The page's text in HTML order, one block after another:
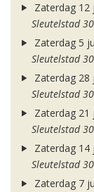
Zaterdag 12
Sleutelstad 30
Zaterdag 5
Sleutelstad 30
Zaterdag 28
Sleutelstad 30
Zaterdag 21
Sleutelstad 30
Zaterdag 14
Sleutelstad 30
Zaterdag 7